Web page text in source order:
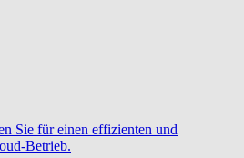
Sie für einen effizienten und
Betrieb.